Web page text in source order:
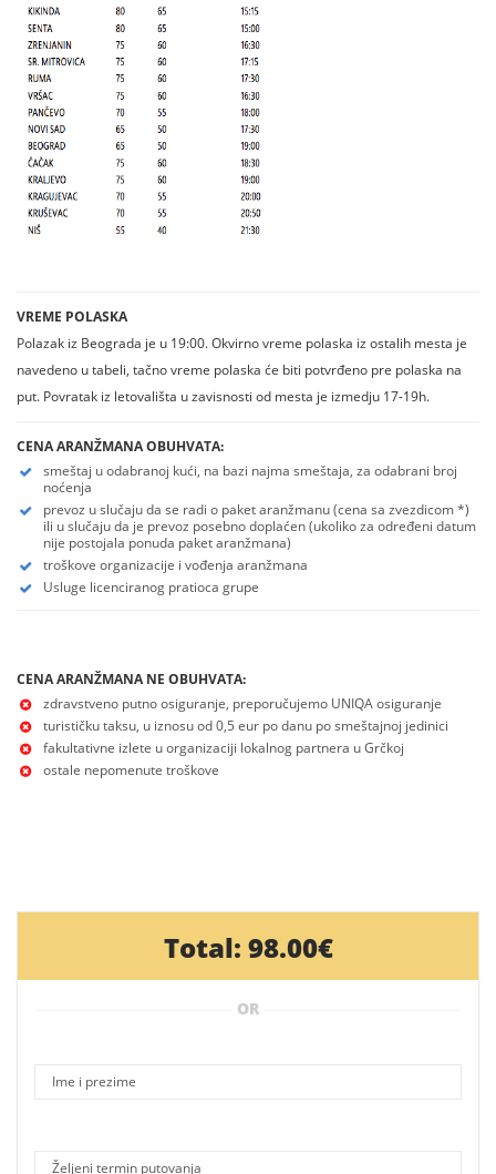
VREME POLASKA
Polazak iz Beograda je u 19:00. Okvirno vreme polaska iz ostalih mesta je
navedeno u tabeli, tačno vreme polaska će biti potvrđeno pre polaska na
put. Povratak iz letovališta u zavisnosti od mesta je izmedju 17-19h.
CENA ARANŽMANA OBUHVATA:
smeštaj u odabranoj kući, na bazi najma smeštaja, za odabrani broj
noćenja
prevoz u slučaju da se radi o paket aranžmanu (cena sa zvezdicom *)
ili u slučaju da je prevoz posebno doplaćen (ukoliko za određeni datum
nije postojala ponuda paket aranžmana)
troškove organizacije i vođenja aranžmana
Usluge licenciranog pratioca grupe
CENA ARANŽMANA NE OBUHVATA:
zdravstveno putno osiguranje, preporučujemo UNIQA osiguranje
turističku taksu, u iznosu od 0,5 eur po danu po smeštajnoj jedinici
fakultativne izlete u organizaciji lokalnog partnera u Grčkoj
ostale nepomenute troškove
Total: 98.00€
OR